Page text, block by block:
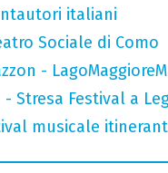
italiani
Sociale di Como
-
Stresa Festival a
musicale